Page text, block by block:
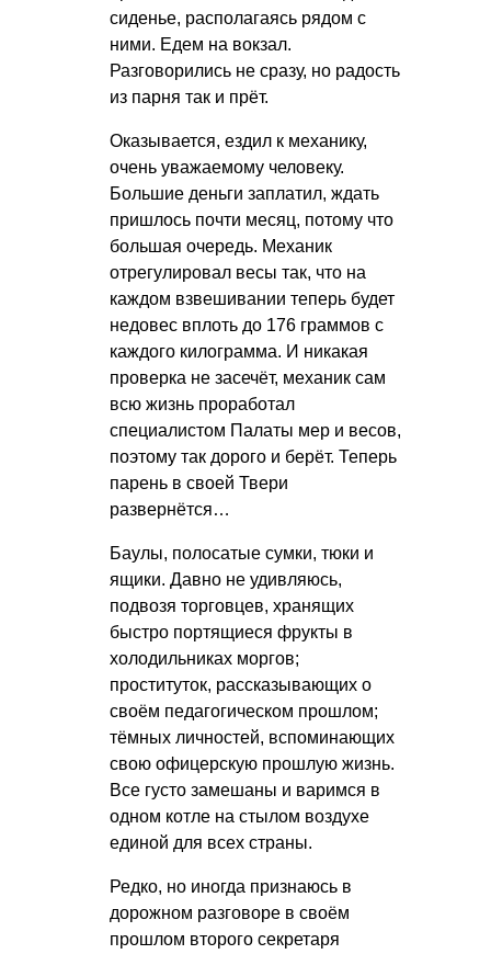
сиденье, располагаясь рядом с
ними. Едем на вокзал.
Разговорились не сразу, но радость
из парня так и прёт.
Оказывается, ездил к механику,
очень уважаемому человеку.
Большие деньги заплатил, ждать
пришлось почти месяц, потому что
большая очередь. Механик
отрегулировал весы так, что на
каждом взвешивании теперь будет
недовес вплоть до 176 граммов с
каждого килограмма. И никакая
проверка не засечёт, механик сам
всю жизнь проработал
специалистом Палаты мер и весов,
поэтому так дорого и берёт. Теперь
парень в своей Твери
развернётся…
Баулы, полосатые сумки, тюки и
ящики. Давно не удивляюсь,
подвозя торговцев, хранящих
быстро портящиеся фрукты в
холодильниках моргов;
проституток, рассказывающих о
своём педагогическом прошлом;
тёмных личностей, вспоминающих
свою офицерскую прошлую жизнь.
Все густо замешаны и варимся в
одном котле на стылом воздухе
единой для всех страны.
Редко, но иногда признаюсь в
дорожном разговоре в своём
прошлом второго секретаря